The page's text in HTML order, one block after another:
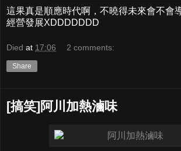
這果真是順應時代啊，不曉得未來會不會
經營發展XDDDDDDD
Died at 17:06 2 comments:
Share
[搞笑]阿川加熱滷味